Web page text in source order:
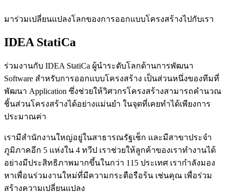
มาร่วมเปลี่ยนแปลงโลกของการออกแบบโครงสร้างไปกับเรา
IDEA StatiCa
ร่วมงานกับ IDEA StatiCa ผู้นำระดับโลกด้านการพัฒนา
Software สำหรับการออกแบบโครงสร้าง เป็นส่วนหนึ่งของทีมที่
พัฒนา Application ซึ่งช่วยให้วิศวกรโครงสร้างสามารถคำนวณ
ชิ้นส่วนโครงสร้างได้อย่างแม่นยำ ในจุดที่เคยทำได้เพียงการ
ประมาณค่า
เรามีสำนักงานใหญ่อยู่ในสาธารณรัฐเช็ก และมีสาขาประจำ
ภูมิภาคอีก 5 แห่งใน 4 ทวีป เราช่วยให้ลูกค้าของเราทำงานได้
อย่างมีประสิทธิภาพมากขึ้นในกว่า 115 ประเทศ เรากำลังมอง
หาเพื่อนร่วมงานใหม่ที่มีความกระตือรือร้น เช่นคุณ เพื่อร่วม
สร้างความเปลี่ยนแปลง